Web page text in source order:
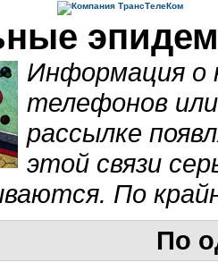
Информация о
телефонов
рассылке
этой связи
По
По